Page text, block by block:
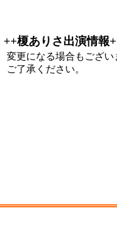
++榎ありさ出演情報
変更になる場合もござい
ご了承ください。